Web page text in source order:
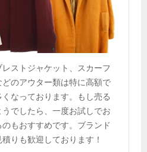
ストジャケット、スカーフ
のアウター類は特に高額で
なっております。もし売る
でしたら、一度お試しでお
もおすすめです。ブランド
りも歓迎しております！